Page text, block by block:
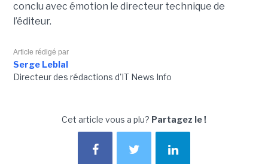
conclu avec émotion le directeur technique de
l’éditeur.
Article rédigé par
Serge Leblal
Directeur des rédactions d'IT News Info
Cet article vous a plu? Partagez le !